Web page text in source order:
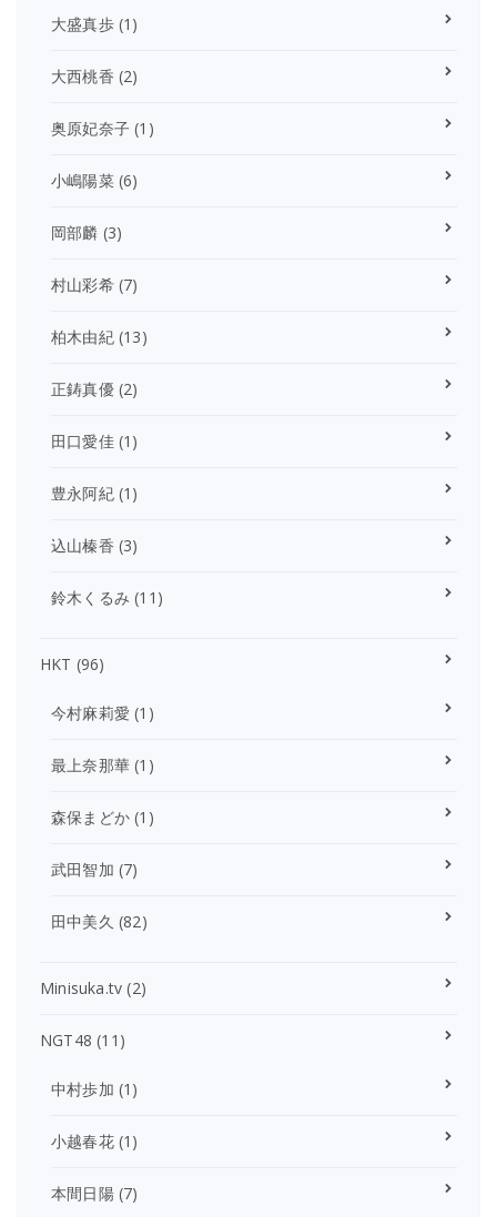
大盛真歩(1)
大西桃香 (2)
奥原妃奈子 (1)
小嶋陽菜(6)
岡部麟 (3)
村山彩希(7)
柏木由紀(13)
正鋳真優(2)
田口愛佳(1)
豊永阿紀(1)
込山榛香 (3)
鈴木くるみ (11)
HKT (96)
今村麻莉愛 (1)
最上奈那華 (1)
森保まどか (1)
武田智加 (7)
田中美久 (82)
Minisuka.tv (2)
NGT48 (11)
中村歩加 (1)
小越春花(1)
本間日陽(7)